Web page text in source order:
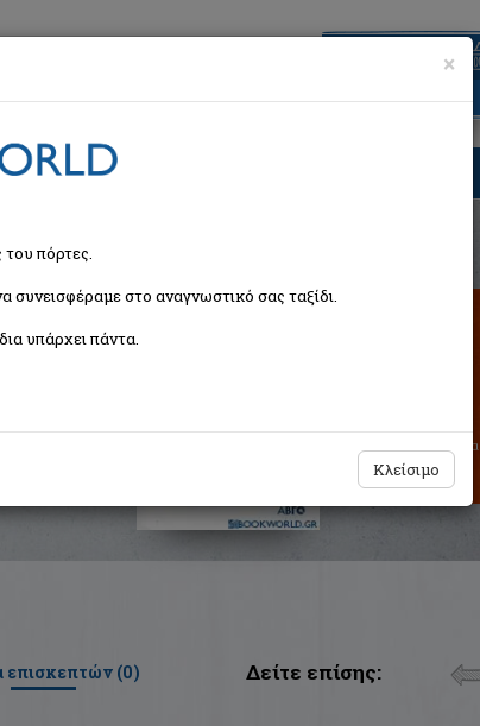
είναι άδειο
Δεν υπάρχει δυνατότητα
παραγγελίας
επισκεπτών (0) Δείτε επίσης:
×
πόρτες.
συνεισφέραμε στο αναγνωστικό σας ταξίδι.
υπάρχει πάντα.
Κλείσιμο